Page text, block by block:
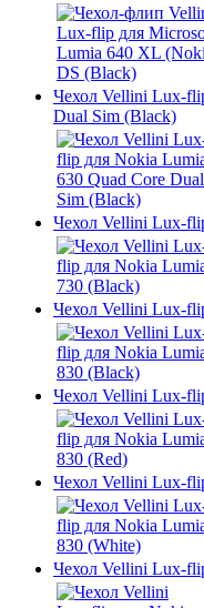
Чехол Vellini Lux-
Dual Sim (Black)
Чехол Vellini Lux-
Чехол Vellini Lux-
Чехол Vellini Lux-
Чехол Vellini Lux-
Чехол Vellini Lux-